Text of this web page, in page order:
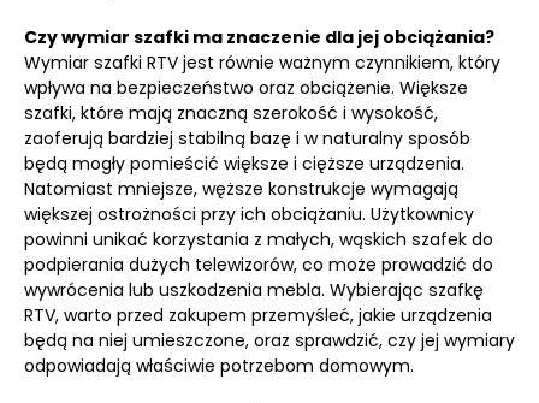
Czy wymiar szafki ma znaczenie dla jej obciążania?
Wymiar szafki RTV jest równie ważnym czynnikiem, który
wpływa na bezpieczeństwo oraz obciążenie. Większe
szafki, które mają znaczną szerokość i wysokość,
zaoferują bardziej stabilną bazę i w naturalny sposób
będą mogły pomieścić większe i cięższe urządzenia.
Natomiast mniejsze, węższe konstrukcje wymagają
większej ostrożności przy ich obciążaniu. Użytkownicy
powinni unikać korzystania z małych, wąskich szafek do
podpierania dużych telewizorów, co może prowadzić do
wywrócenia lub uszkodzenia mebla. Wybierając szafkę
RTV, warto przed zakupem przemyśleć, jakie urządzenia
będą na niej umieszczone, oraz sprawdzić, czy jej wymiary
odpowiadają właściwie potrzebom domowym.